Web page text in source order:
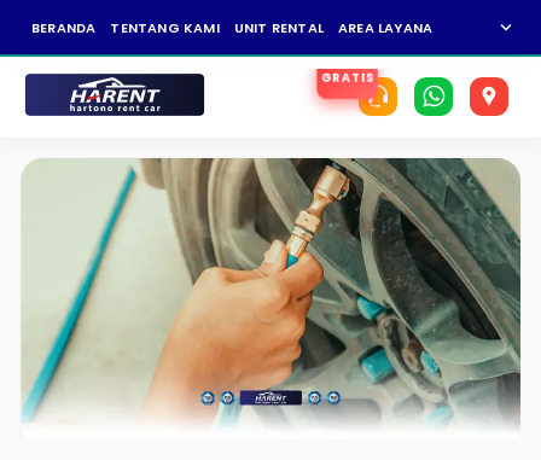
BERANDA TENTANG KAMI UNIT RENTAL AREA LAYANAN expand_more